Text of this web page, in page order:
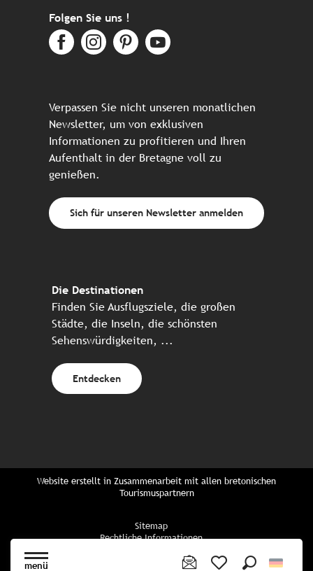
menü
Folgen Sie uns !
Verpassen Sie nicht unseren monatlichen
Newsletter, um von exklusiven
Informationen zu profitieren und Ihren
Aufenthalt in der Bretagne voll zu
genießen.
Sich für unseren Newsletter anmelden
Die Destinationen
Finden Sie Ausflugsziele, die großen
Städte, die Inseln, die schönsten
Sehenswürdigkeiten, ...
Entdecken
Website erstellt in Zusammenarbeit mit allen bretonischen
Tourismuspartnern
Sitemap
Rechtliche Informationen
Cookie-Richtlinie